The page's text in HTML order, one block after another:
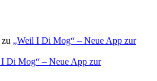
zu „Weil I Di Mog“ – Neue App zur
I Di Mog“ – Neue App zur